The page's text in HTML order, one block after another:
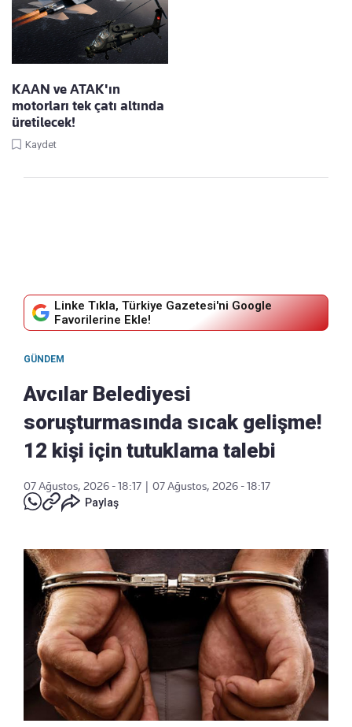
KAAN ve ATAK'ın
motorları tek çatı altında
üretilecek!
Kaydet
Linke Tıkla, Türkiye Gazetesi'ni Google
Favorilerine Ekle!
GÜNDEM
Avcılar Belediyesi
soruşturmasında sıcak gelişme!
12 kişi için tutuklama talebi
07 Ağustos, 2026 - 18:17
07 Ağustos, 2026 - 18:17
Paylaş